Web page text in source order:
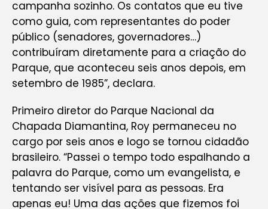
campanha sozinho. Os contatos que eu tive
como guia, com representantes do poder
público (senadores, governadores…)
contribuíram diretamente para a criação do
Parque, que aconteceu seis anos depois, em
setembro de 1985”, declara.
Primeiro diretor do Parque Nacional da
Chapada Diamantina, Roy permaneceu no
cargo por seis anos e logo se tornou cidadão
brasileiro. “Passei o tempo todo espalhando a
palavra do Parque, como um evangelista, e
tentando ser visível para as pessoas. Era
apenas eu! Uma das ações que fizemos foi